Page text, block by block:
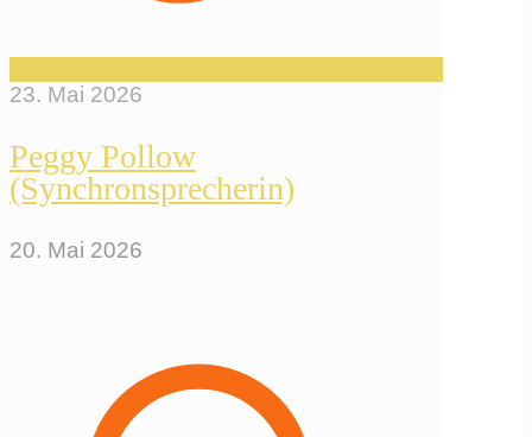
23. Mai 2026
Peggy Pollow
(Synchronsprecherin)
20. Mai 2026